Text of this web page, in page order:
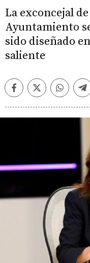
La exconcejal
Ayuntamiento
sido diseñado
saliente
FacebookTwitter